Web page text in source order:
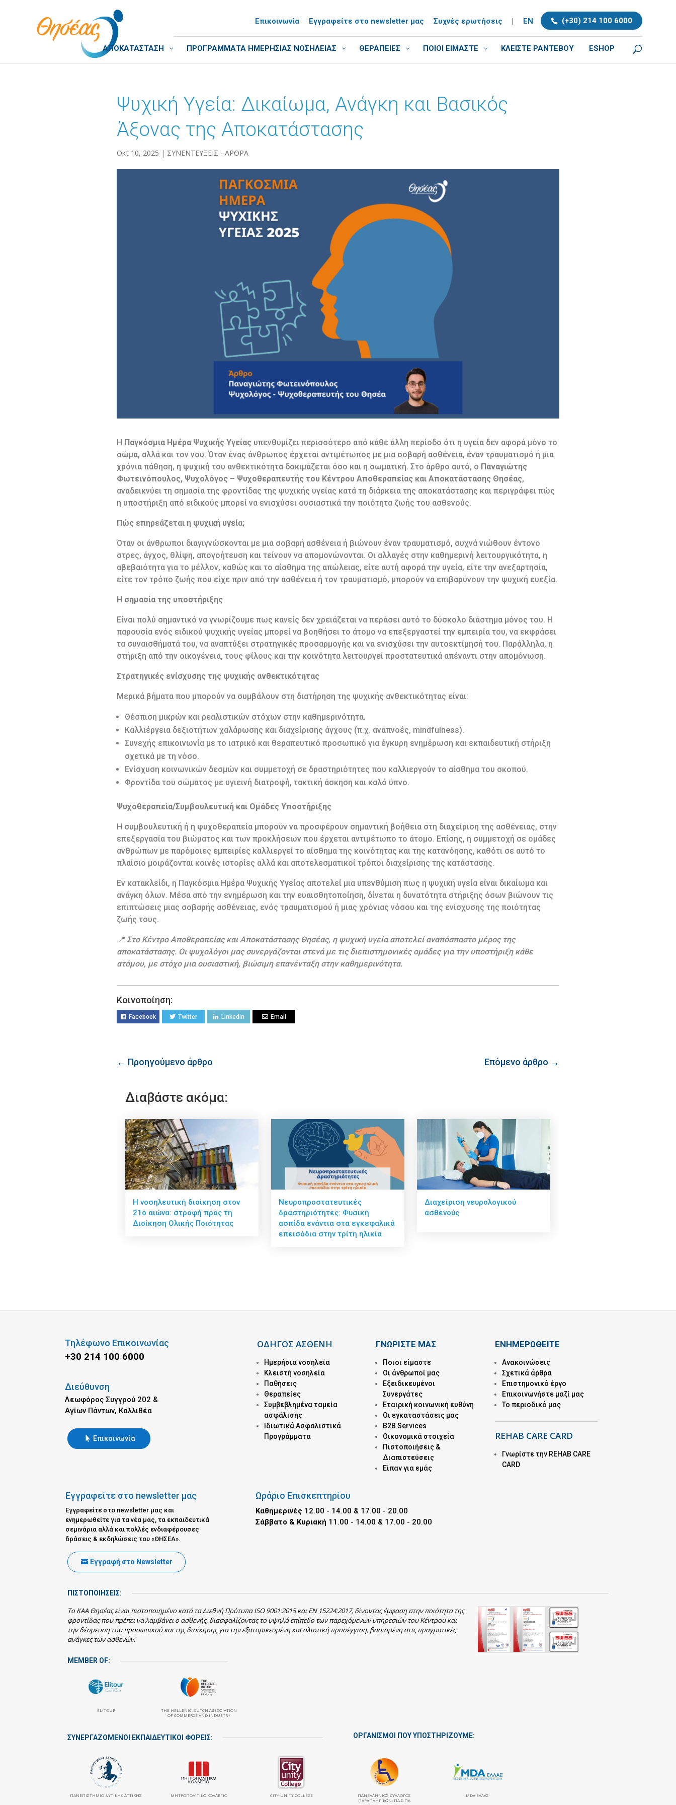
(+30) 214 100 6000
Επικοινωνία Εγγραφείτε στο newsletter μας Συχνές ερωτήσεις | EN
ΑΠΟΚΑΤΑΣΤΑΣΗ ΠΡΟΓΡΑΜΜΑΤΑ ΗΜΕΡΗΣΙΑΣ ΝΟΣΗΛΕΙΑΣ ΘΕΡΑΠΕΙΕΣ ΠΟΙΟΙ ΕΙΜΑΣΤΕ ΚΛΕΊΣΤΕ ΡΑΝΤΕΒΟΎ ESHOP
Ψυχική Υγεία: Δικαίωμα, Ανάγκη και Βασικός
Άξονας της Αποκατάστασης
Οκτ 10, 2025 | ΣΥΝΕΝΤΕΥΞΕΙΣ - ΑΡΘΡΑ
Η Παγκόσμια Ημέρα Ψυχικής Υγείας υπενθυμίζει περισσότερο από κάθε άλλη περίοδο ότι η υγεία δεν αφορά μόνο το
σώμα, αλλά και τον νου. Όταν ένας άνθρωπος έρχεται αντιμέτωπος με μια σοβαρή ασθένεια, έναν τραυματισμό ή μια
χρόνια πάθηση, η ψυχική του ανθεκτικότητα δοκιμάζεται όσο και η σωματική. Στο άρθρο αυτό, ο Παναγιώτης
Φωτεινόπουλος, Ψυχολόγος – Ψυχοθεραπευτής του Κέντρου Αποθεραπείας και Αποκατάστασης Θησέας,
αναδεικνύει τη σημασία της φροντίδας της ψυχικής υγείας κατά τη διάρκεια της αποκατάστασης και περιγράφει πώς
η υποστήριξη από ειδικούς μπορεί να ενισχύσει ουσιαστικά την ποιότητα ζωής του ασθενούς.
Πώς επηρεάζεται η ψυχική υγεία;
Όταν οι άνθρωποι διαγιγνώσκονται με μια σοβαρή ασθένεια ή βιώνουν έναν τραυματισμό, συχνά νιώθουν έντονο
στρες, άγχος, θλίψη, απογοήτευση και τείνουν να απομονώνονται. Οι αλλαγές στην καθημερινή λειτουργικότητα, η
αβεβαιότητα για το μέλλον, καθώς και το αίσθημα της απώλειας, είτε αυτή αφορά την υγεία, είτε την ανεξαρτησία,
είτε τον τρόπο ζωής που είχε πριν από την ασθένεια ή τον τραυματισμό, μπορούν να επιβαρύνουν την ψυχική ευεξία.
Η σημασία της υποστήριξης
Είναι πολύ σημαντικό να γνωρίζουμε πως κανείς δεν χρειάζεται να περάσει αυτό το δύσκολο διάστημα μόνος του. Η
παρουσία ενός ειδικού ψυχικής υγείας μπορεί να βοηθήσει το άτομο να επεξεργαστεί την εμπειρία του, να εκφράσει
τα συναισθήματά του, να αναπτύξει στρατηγικές προσαρμογής και να ενισχύσει την αυτοεκτίμησή του. Παράλληλα, η
στήριξη από την οικογένεια, τους φίλους και την κοινότητα λειτουργεί προστατευτικά απέναντι στην απομόνωση.
Στρατηγικές ενίσχυσης της ψυχικής ανθεκτικότητας
Μερικά βήματα που μπορούν να συμβάλουν στη διατήρηση της ψυχικής ανθεκτικότητας είναι:
Θέσπιση μικρών και ρεαλιστικών στόχων στην καθημερινότητα.
Καλλιέργεια δεξιοτήτων χαλάρωσης και διαχείρισης άγχους (π.χ. αναπνοές, mindfulness).
Συνεχής επικοινωνία με το ιατρικό και θεραπευτικό προσωπικό για έγκυρη ενημέρωση και εκπαιδευτική στήριξη
σχετικά με τη νόσο.
Ενίσχυση κοινωνικών δεσμών και συμμετοχή σε δραστηριότητες που καλλιεργούν το αίσθημα του σκοπού.
Φροντίδα του σώματος με υγιεινή διατροφή, τακτική άσκηση και καλό ύπνο.
Ψυχοθεραπεία/Συμβουλευτική και Ομάδες Υποστήριξης
Η συμβουλευτική ή η ψυχοθεραπεία μπορούν να προσφέρουν σημαντική βοήθεια στη διαχείριση της ασθένειας, στην
επεξεργασία του βιώματος και των προκλήσεων που έρχεται αντιμέτωπο το άτομο. Επίσης, η συμμετοχή σε ομάδες
ανθρώπων με παρόμοιες εμπειρίες καλλιεργεί το αίσθημα της κοινότητας και της κατανόησης, καθότι σε αυτό το
πλαίσιο μοιράζονται κοινές ιστορίες αλλά και αποτελεσματικοί τρόποι διαχείρισης της κατάστασης.
Εν κατακλείδι, η Παγκόσμια Ημέρα Ψυχικής Υγείας αποτελεί μια υπενθύμιση πως η ψυχική υγεία είναι δικαίωμα και
ανάγκη όλων. Μέσα από την ενημέρωση και την ευαισθητοποίηση, δίνεται η δυνατότητα στήριξης όσων βιώνουν τις
επιπτώσεις μιας σοβαρής ασθένειας, ενός τραυματισμού ή μιας χρόνιας νόσου και της ενίσχυσης της ποιότητας
ζωής τους.
📍 Στο Κέντρο Αποθεραπείας και Αποκατάστασης Θησέας, η ψυχική υγεία αποτελεί αναπόσπαστο μέρος της
αποκατάστασης. Οι ψυχολόγοι μας συνεργάζονται στενά με τις διεπιστημονικές ομάδες για την υποστήριξη κάθε
ατόμου, με στόχο μια ουσιαστική, βιώσιμη επανένταξη στην καθημερινότητα.
Κοινοποίηση:
Facebook Twitter Linkedin Email
← Προηγούμενο άρθρο Επόμενο άρθρο →
Διαβάστε ακόμα:
Η νοσηλευτική διοίκηση στον
21ο αιώνα: στροφή προς τη
Διοίκηση Ολικής Ποιότητας
Νευροπροστατευτικές
δραστηριότητες: Φυσική
ασπίδα ενάντια στα εγκεφαλικά
επεισόδια στην τρίτη ηλικία
Διαχείριση νευρολογικού
ασθενούς
Τηλέφωνο Επικοινωνίας
+30 214 100 6000
Διεύθυνση
Λεωφόρος Συγγρού 202 &
Αγίων Πάντων, Καλλιθέα
Επικοινωνία
ΟΔΗΓΟΣ ΑΣΘΕΝΗ
Ημερήσια νοσηλεία
Kλειστή νοσηλεία
Παθήσεις
Θεραπείες
Συμβεβλημένα ταμεία
ασφάλισης
Ιδιωτικά Ασφαλιστικά
Προγράμματα
ΓΝΩΡΙΣΤΕ ΜΑΣ
Ποιοι είμαστε
Οι άνθρωποί μας
Εξειδικευμένοι
Συνεργάτες
Εταιρική κοινωνική ευθύνη
Οι εγκαταστάσεις μας
B2B Services
Οικονομικά στοιχεία
Πιστοποιήσεις &
Διαπιστεύσεις
Είπαν για εμάς
ΕΝΗΜΕΡΩΘΕΙΤΕ
Ανακοινώσεις
Σχετικά άρθρα
Επιστημονικό έργο
Επικοινωνήστε μαζί μας
Το περιοδικό μας
REHAB CARE CARD
Γνωρίστε την REHAB CARE
CARD
Εγγραφείτε στο newsletter μας
Εγγραφείτε στο newsletter μας και
ενημερωθείτε για τα νέα μας, τα εκπαιδευτικά
σεμινάρια αλλά και πολλές ενδιαφέρουσες
δράσεις & εκδηλώσεις του «ΘΗΣΕΑ».
Εγγραφή στο Newsletter
Ωράριο Επισκεπτηρίου
Καθημερινές 12.00 - 14.00 & 17.00 - 20.00
Σάββατο & Κυριακή 11.00 - 14.00 & 17.00 - 20.00
ΠΙΣΤΟΠΟΙΗΣΕΙΣ:
Το ΚΑΑ Θησέας είναι πιστοποιημένο κατά τα Διεθνή Πρότυπα ISO 9001:2015 και EN 15224:2017, δίνοντας έμφαση στην ποιότητα της
φροντίδας που πρέπει να λαμβάνει ο ασθενής, διασφαλίζοντας το υψηλό επίπεδο των παρεχόμενων υπηρεσιών του Κέντρου και
την δέσμευση του προσωπικού και της διοίκησης για την εξατομικευμένη και ολιστική προσέγγιση, βασισμένη στις πραγματικές
ανάγκες των ασθενών.
MEMBER OF:
ELITOUR
THE HELLENIC-DUTCH ASSOCIATION
OF COMMERCE AND INDUSTRY
ΣΥΝΕΡΓΑΖΌΜΕΝΟΙ ΕΚΠΑΙΔΕΥΤΙΚΟΊ ΦΟΡΕΊΣ: ΟΡΓΑΝΙΣΜΟΙ ΠΟΥ ΥΠΟΣΤΗΡΙΖΟΥΜΕ:
ΠΑΝΕΠΙΣΤΉΜΙΟ ΔΥΤΙΚΉΣ ΑΤΤΙΚΉΣ ΜΗΤΡΟΠΟΛΙΤΙΚΌ ΚΟΛΛΈΓΙΟ CITY UNITY COLLEGE
ΠΑΝΕΛΛΉΝΙΟΣ ΣΎΛΛΟΓΟΣ
ΠΑΡΑΠΛΗΓΙΚΏΝ: ΠΑ.Σ.ΠΑ
MDA ΕΛΛΑΣ